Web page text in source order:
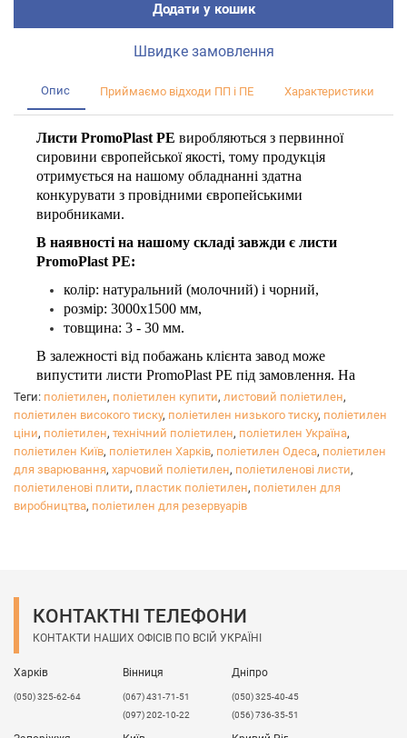
Додати у кошик
Швидке замовлення
Опис Приймаємо відходи ПП і ПЕ Характеристики
Листи PromoPlast PE виробляються з первинної
сировини європейської якості, тому продукція
отримується на нашому обладнанні здатна
конкурувати з провідними європейськими
виробниками.
В наявності на нашому складі завжди є листи
PromoPlast PЕ:
колір: натуральний (молочний) і чорний,
розмір: 3000х1500 мм,
товщина: 3 - 30 мм.
В залежності від побажань клієнта завод може
випустити листи PromoPlast PЕ під замовлення. На
вибір клієнта: розмір, колір, наявність УФ-
стабілізатора, функціональні добавки і т.д.
Мінімальне замовлення від 3-х тонн.
В процесі виробництва дотримується контроль якості
і виробляються власні випробування продукції.
PromoPlast PЕ має всі необхідні сертифікати: ТУ,
санітарно-епідеміологічні висновки на продукцію і
Щільність - 0,92-0,97 г / м3.
Зі збільшенням щільності і молекулярної маси
головних властивостей поліетилену -
морозостійкість. Деякі марки ПЕ можуть
експлуатуватися і зберігають свої властивості при
Теги: поліетилен, поліетилен купити, листовий поліетилен,
поліетилен високого тиску, поліетилен низького тиску, поліетилен
ціни, поліетилен, технічний поліетилен, поліетилен Україна,
поліетилен Київ, поліетилен Харків, поліетилен Одеса, поліетилен
для зварювання, харчовий поліетилен, поліетиленові листи,
поліетиленові плити, пластик поліетилен, поліетилен для
виробництва, поліетилен для резервуарів
КОНТАКТНІ ТЕЛЕФОНИ
КОНТАКТИ НАШИХ ОФІСІВ ПО ВСІЙ УКРАЇНІ
Харків
(050) 325-62-64
Вінниця
(067) 431-71-51
(097) 202-10-22
Дніпро
(050) 325-40-45
(056) 736-35-51